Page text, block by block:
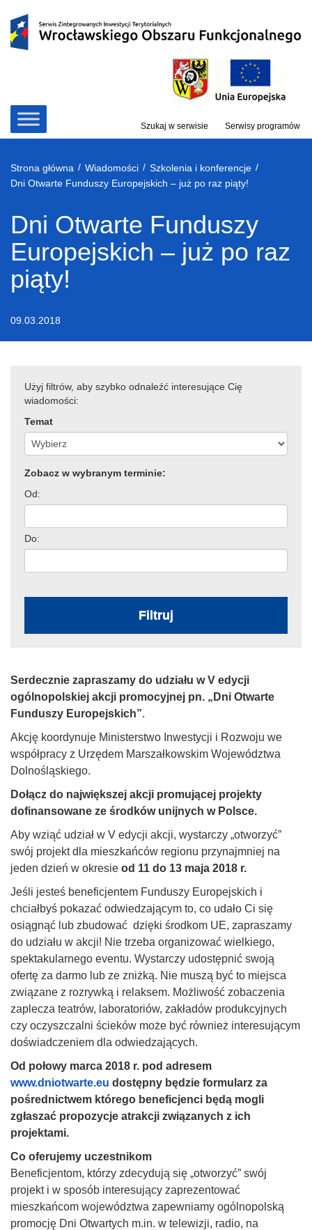
treści
Szukaj w serwisie Serwisy programów
Strona główna / Wiadomości / Szkolenia i konferencje /
Dni Otwarte Funduszy Europejskich – już po raz piąty!
Dni Otwarte Funduszy
Europejskich – już po raz
piąty!
09.03.2018
Użyj filtrów, aby szybko odnaleźć interesujące Cię
wiadomości:
Temat
Zobacz w wybranym terminie:
Od:
Do:
Filtruj
Serdecznie zapraszamy do udziału w V edycji
ogólnopolskiej akcji promocyjnej pn. „Dni Otwarte
Funduszy Europejskich”.
Akcję koordynuje Ministerstwo Inwestycji i Rozwoju we
współpracy z Urzędem Marszałkowskim Województwa
Dolnośląskiego.
Dołącz do największej akcji promującej projekty
dofinansowane ze środków unijnych w Polsce.
Aby wziąć udział w V edycji akcji, wystarczy „otworzyć”
swój projekt dla mieszkańców regionu przynajmniej na
jeden dzień w okresie od 11 do 13 maja 2018 r.
Jeśli jesteś beneficjentem Funduszy Europejskich i
chciałbyś pokazać odwiedzającym to, co udało Ci się
osiągnąć lub zbudować dzięki środkom UE, zapraszamy
do udziału w akcji! Nie trzeba organizować wielkiego,
spektakularnego eventu. Wystarczy udostępnić swoją
ofertę za darmo lub ze zniżką. Nie muszą być to miejsca
związane z rozrywką i relaksem. Możliwość zobaczenia
zaplecza teatrów, laboratoriów, zakładów produkcyjnych
czy oczyszczalni ścieków może być również interesującym
doświadczeniem dla odwiedzających.
Od połowy marca 2018 r. pod adresem
www.dniotwarte.eu dostępny będzie formularz za
pośrednictwem którego beneficjenci będą mogli
zgłaszać propozycje atrakcji związanych z ich
projektami.
Co oferujemy uczestnikom
Beneficjentom, którzy zdecydują się „otworzyć” swój
projekt i w sposób interesujący zaprezentować
mieszkańcom województwa zapewniamy ogólnopolską
promocję Dni Otwartych m.in. w telewizji, radio, na